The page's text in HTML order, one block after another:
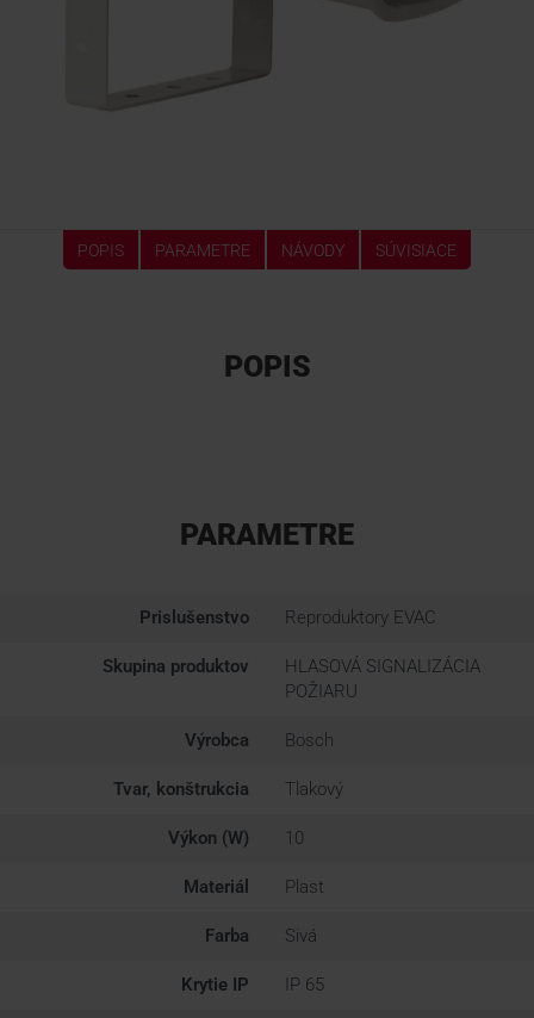
POPIS PARAMETRE NÁVODY SÚVISIACE
POPIS
PARAMETRE
Prislušenstvo Reproduktory EVAC
Skupina produktov
HLASOVÁ SIGNALIZÁCIA
POŽIARU
Výrobca Bosch
Tvar, konštrukcia Tlakový
Výkon (W) 10
Materiál Plast
Farba Sivá
Krytie IP IP 65